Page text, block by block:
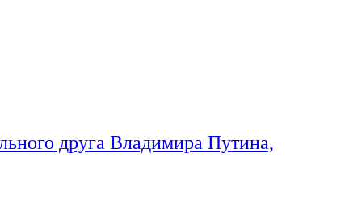
друга Владимира Путина,